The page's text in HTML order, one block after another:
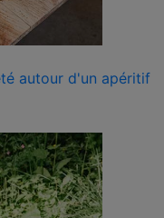
autour d'un apéritif